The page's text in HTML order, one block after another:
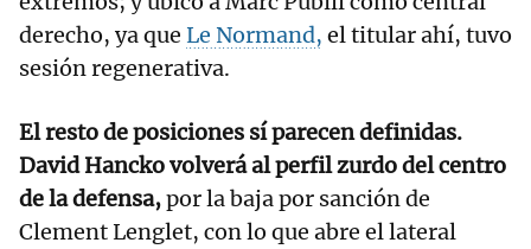
derecho, ya que Le Normand, el titular ahí, tuvo
sesión regenerativa.
El resto de posiciones sí parecen definidas.
David Hancko volverá al perfil zurdo del centro
de la defensa,por la baja por sanción de
Clement Lenglet, con lo que abre el lateral